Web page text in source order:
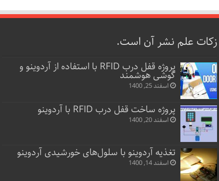
زکات علم نشر آن است.
پروژه قفل‌ درب RFID با استفاده از آردوینو و
گوشی هوشمند
اسفند 25, 1400
پروژه ساخت قفل‌ درب RFID با آردوینو
اسفند 20, 1400
تغذیه آردوینو با سلول‌های خورشیدی آردوینو
اسفند 14, 1400